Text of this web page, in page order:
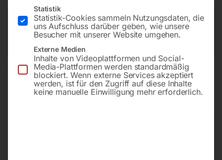
Versandkosten Standard (Österreich):€40,00
Bitte beachten Sie: Die Versandkosten gelten für Österreich.
In den Warenkorb
Statistik
Statistik-Cookies sammeln Nutzungsdaten, die
uns Aufschluss darüber geben, wie unsere
Besucher mit unserer Website umgehen.
Externe Medien
Inhalte von Videoplattformen und Social-
Media-Plattformen werden standardmäßig
blockiert. Wenn externe Services akzeptiert
werden, ist für den Zugriff auf diese Inhalte
keine manuelle Einwilligung mehr erforderlich.